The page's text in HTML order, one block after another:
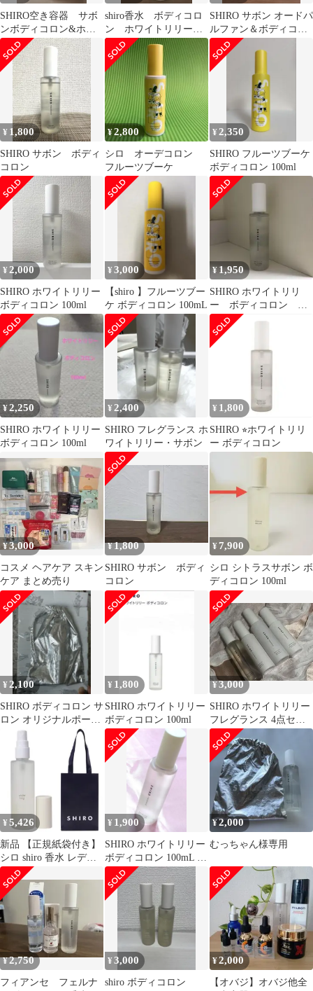
SHIRO空き容器 サボ
ンボディコロン&ホワ
イトティーハンドソー
プ
shiro香水 ボディコロ
ン ホワイトリリー
100ml
SHIRO サボン オードパ
ルファン＆ボディコロ
ン セット
¥ 1,800
SHIRO サボン ボディ
コロン
¥2,800
シロ オーデコロン
フルーツブーケ
¥ 2,350
SHIRO フルーツブーケ
ボディコロン 100ml
¥ 2,000
SHIRO ホワイトリリー
ボディコロン 100ml
¥3,000
【shiro 】フルーツブー
ケ ボディコロン 100mL
¥1,950
SHIRO ホワイトリリ
ー ボディコロン オ
ーデコロン
¥2,250
SHIRO ホワイトリリー
ボディコロン 100ml
¥2,400
SHIRO フレグランス ホ
ワイトリリー・サボン
¥ 1,800
SHIRO ⭐︎ホワイトリリ
ー ボディコロン
¥3,000
コスメ ヘアケア スキン
ケア まとめ売り
¥1,800
SHIRO サボン ボディ
コロン
¥ 7,900
シロ シトラスサボン ボ
ディコロン 100ml
¥ 2,100
SHIRO ボディコロン サ
ロン オリジナルポーチ
付き
¥ 1,800
SHIRO ホワイトリリー
ボディコロン 100ml
¥3,000
SHIRO ホワイトリリー
フレグランス 4点セッ
ト
¥5,426
新品 【正規紙袋付き】
シロ shiro 香水 レディ
ース コロン ホワイトリ
リィ ボディコロン
100ml 11293 新生活 プ
レゼント 母の日
¥ 1,900
SHIRO ホワイトリリー
ボディコロン 100mL 香
水
¥2,000
むっちゃん様専用
¥2,750
フィアンセ フェルナ
¥3,000
shiro ボディコロン
¥2,000
【オバジ】オバジ他全